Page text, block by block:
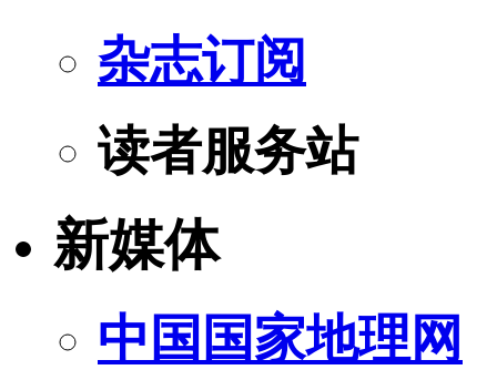
杂志订阅
读者服务站
新媒体
中国国家地理网